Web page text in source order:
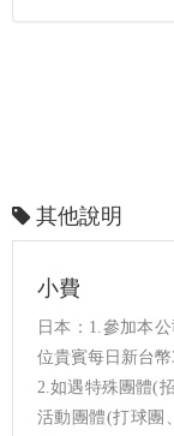
其他說明
小費
日本：1.參加本
位貴賓每日新台幣
2.如遇特殊團體(
活動團體(打球團